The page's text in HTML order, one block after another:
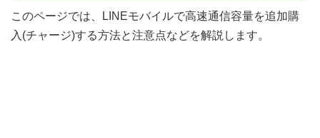
このページでは、LINEモバイルで高速通信容量を追加購
入(チャージ)する方法と注意点などを解説します。